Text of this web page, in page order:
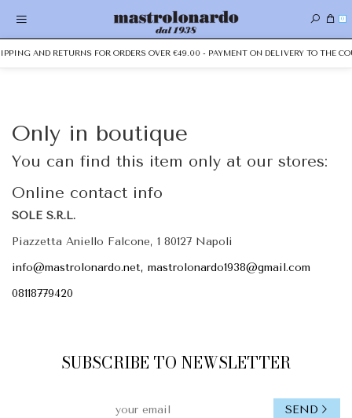
0
AND RETURNS FOR ORDERS OVER €49.00 - PAYMENT ON DELIVERY TO THE
Only in boutique
You can find this item only at our stores:
Online contact info
SOLE S.R.L.
Piazzetta Aniello Falcone, 1 80127 Napoli
info@mastrolonardo.net, mastrolonardo1938@gmail.com
08118779420
SUBSCRIBE TO NEWSLETTER
SEND